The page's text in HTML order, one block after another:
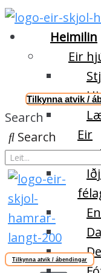
Heimilin
Eir
Eir
Tilkynna atvik /
Search
Search
Tilkynna atvik / ábendingar